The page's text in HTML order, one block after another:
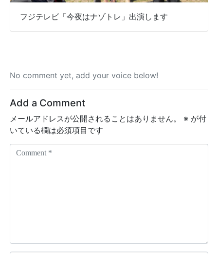
フジテレビ「今夜はナゾトレ」出演します
No comment yet, add your voice below!
Add a Comment
メールアドレスが公開されることはありません。 ※ が付
いている欄は必須項目です